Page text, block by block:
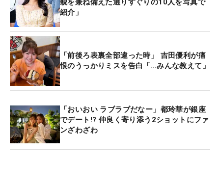
貌を兼ね備えた選りすぐりの10人を写真で
紹介」
「前後ろ表裏全部違った時」 吉田優利が痛
恨のうっかりミスを告白「…みんな教えて」
「おいおい ラブラブだなー」都玲華が銀座
でデート!? 仲良く寄り添う2ショットにファ
ンざわざわ